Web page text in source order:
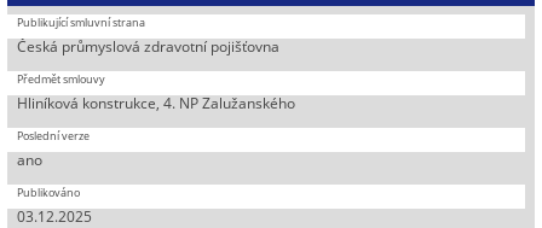
Česká průmyslová zdravotní pojišťovna
Hliníková konstrukce, 4. NP Zalužanského
ano
03.12.2025